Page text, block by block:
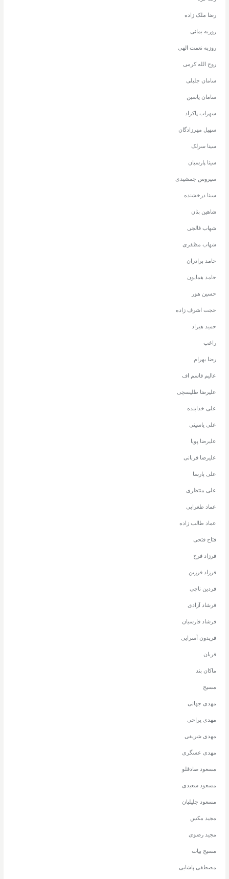
رضا ملک زاده
روزبه بمانی
روزبه نعمت الهی
روح الله کرمی
سامان جلیلی
سامان یاسین
سهراب پاکزاد
سهیل مهرزادگان
سینا سرلک
سینا پارسیان
سیروس جمشیدی
سینا درخشنده
شاهین بنان
شهاب فالجی
شهاب مظفری
حامد برادران
حامد همایون
حسین هور
حجت اشرف زاده
حمید هیراد
راغب
رضا بهرام
عالیم قاسم اف
علیرضا طلیسچی
علی خدابنده
علی یاسینی
علیرضا پویا
علیرضا قربانی
علی پارسا
علی منتظری
عماد طغرایی
عماد طالب زاده
فتاح فتحی
فرزاد فرخ
فرزاد فرزین
فردین ناجی
فرشاد آزادی
فرشاد فارسیان
فریدون آسرایی
فریان
ماکان بند
مسیح
مهدی جهانی
مهدی یراحی
مهدی شریفی
مهدی عسگری
مسعود صادقلو
مسعود سعیدی
مسعود جلیلیان
مجید مکس
مجید رضوی
مسیح بیات
مصطفی پاشایی